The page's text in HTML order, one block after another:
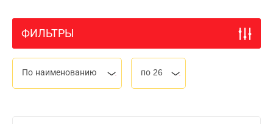
ФИЛЬТРЫ
По наименованию по 26